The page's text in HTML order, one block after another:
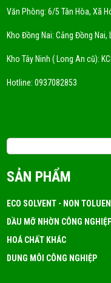
Văn Phòng: 6/5 Tân Hòa, Xã
Kho Đồng Nai: Cảng Đồng
Kho Tây Ninh ( Long An cũ):
Hotline: 0937082853
SẢN PHẨM
ECO SOLVENT - NON
DẦU MỠ NHỜN CÔNG
HOÁ CHẤT KHÁC
DUNG MÔI CÔNG NGHIỆP